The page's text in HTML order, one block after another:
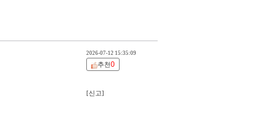
2026-07-12 15:35:09
추천0
[신고]